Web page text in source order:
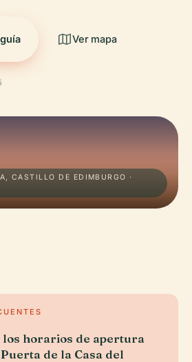
Ver mapa
CASTILLO DE EDIMBURGO ·
los horarios de apertura
de la Casa del